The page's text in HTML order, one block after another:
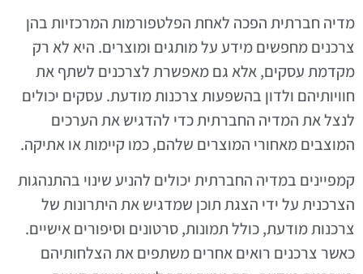
מדיה חברתית הפכה לאחת הפלטפורמות המרכזיות בהן
צרכנים מחפשים מידע על מותגים ומוצרים. היא לא רק
מקדמת עסקים, אלא גם מאפשרת לצרכנים לשתף את
חוויותיהם ולדון בהשפעות צרכנות מודעת. עסקים יכולים
לנצל את המדיה החברתית כדי להדגיש את הערכים
המוצבים מאחורי המוצרים שלהם, כמו קיימות או אתיקה.
קמפיינים במדיה החברתית יכולים להניע שינוי בהתנהגות
הצרכנית על ידי הצגת תוכן שמדגיש את היתרונות של
צרכנות מודעת, כולל תמונות, סרטונים וסיפורים אישיים.
כאשר צרכנים רואים אחרים משתפים את הצלחותיהם